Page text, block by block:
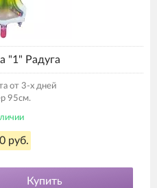
"1" Радуга
от 3-х дней
95см.
руб.
Купить